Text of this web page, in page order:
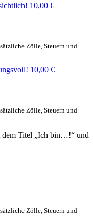
10,00 €
Zölle, Steuern und
10,00 €
Zölle, Steuern und
dem Titel „Ich bin…!“ und
Zölle, Steuern und